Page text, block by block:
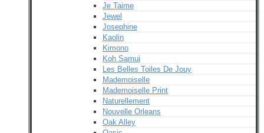
Je Taime
Jewel
Josephine
Kaolin
Kimono
Koh Samui
Les Belles Toiles De Jouy
Mademoiselle
Mademoiselle Print
Naturellement
Nouvelle Orleans
Oak Alley